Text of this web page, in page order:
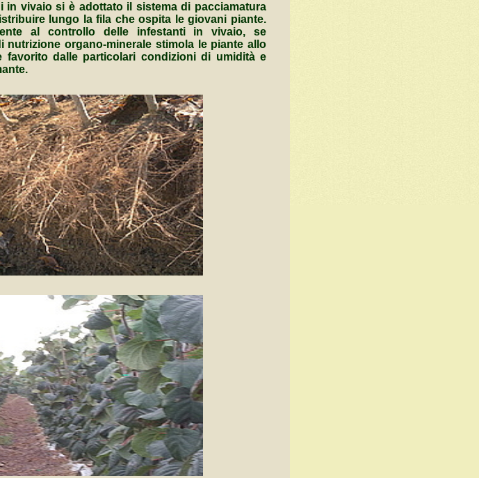
vivaio si è adottato il sistema di pacciamatura
lungo la fila che ospita le giovani piante.
al controllo delle infestanti in vivaio, se
organo-minerale stimola le piante allo
dalle particolari condizioni di umidità e